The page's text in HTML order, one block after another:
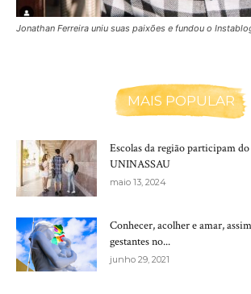
Jonathan Ferreira uniu suas paixões e fundou o
MAIS POPULAR
Escolas da região participam
UNINASSAU
maio 13, 2024
Conhecer, acolher e amar,
gestantes no...
junho 29, 2021